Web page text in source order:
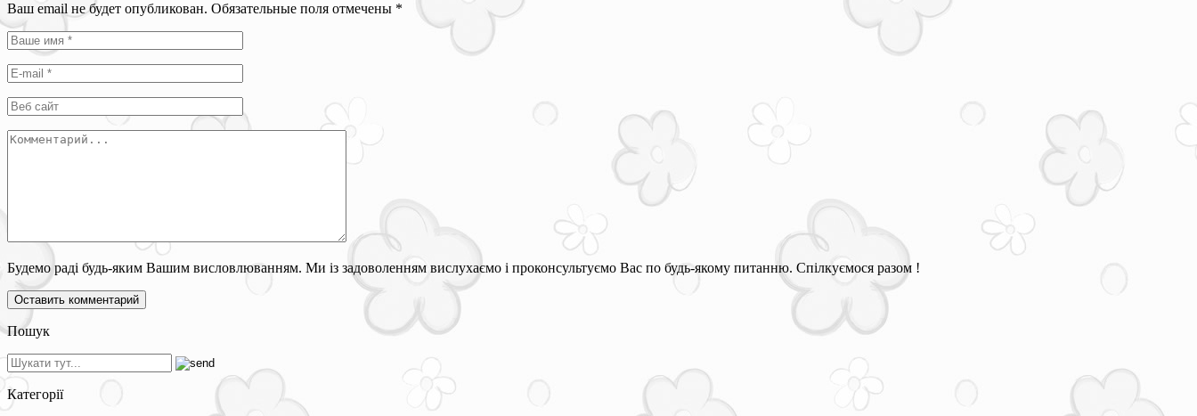
Ваш email не будет опубликован. Обязательные поля отмечены *
Будемо раді будь-яким Вашим висловлюванням. Ми із задоволенням вислухаємо і проконсультуємо Вас по будь-якому питанню. Спілкуємося разом !
Пошук
Категорії